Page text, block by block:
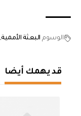
الوسوم البعثة الأممية
قد يهمك أيضا